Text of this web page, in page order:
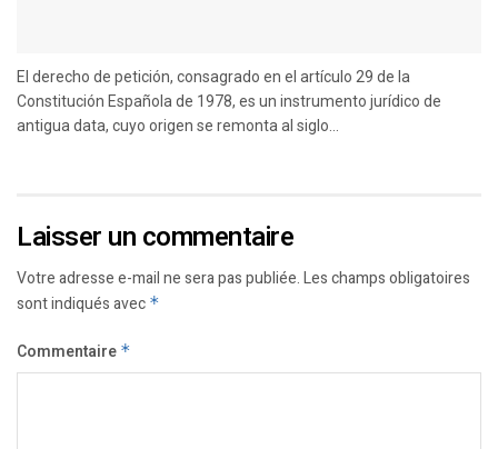
El derecho de petición, consagrado en el artículo 29 de la
Constitución Española de 1978, es un instrumento jurídico de
antigua data, cuyo origen se remonta al siglo...
Laisser un commentaire
Votre adresse e-mail ne sera pas publiée.Les champs obligatoires
sont indiqués avec *
Commentaire *